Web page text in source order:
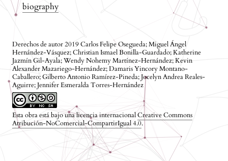
Derechos de autor 2019 Carlos Felipe Osegueda; Miguel Ángel
Hernández-Vásquez; Christian Ismael Bonilla-Guardado; Katherine
Jazmín Gil-Ayala; Wendy Nohemy Martínez-Hernández; Kevin
Alexander Mazariego-Hernández; Damaris Yincory Montano-
Caballero; Gilberto Antonio Ramírez-Pineda; Jocelyn Andrea Reales-
Aguirre; Jennifer Esmeralda Torres-Hernández
Esta obra está bajo una licencia internacionalCreative Commons
Atribución-NoComercial-CompartirIgual 4.0.
biography